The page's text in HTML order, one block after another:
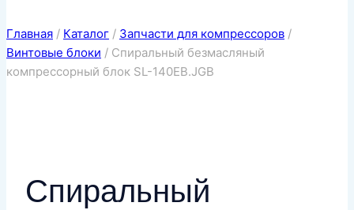
Главная / Каталог / Запчасти для компрессоров /
Винтовые блоки / Спиральный безмасляный
компрессорный блок SL-140ЕВ.JGB
Спиральный